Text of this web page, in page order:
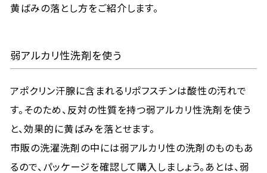
黄ばみの落とし方をご紹介します。
弱アルカリ性洗剤を使う
アポクリン汗腺に含まれるリポフスチンは酸性の汚れで
す。そのため、反対の性質を持つ弱アルカリ性洗剤を使う
と、効果的に黄ばみを落とせます。
市販の洗濯洗剤の中には弱アルカリ性の洗剤のものもあ
るので、パッケージを確認して購入しましょう。あとは、弱